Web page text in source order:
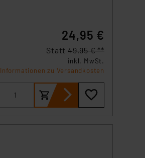
24,95 €
Statt 49,95 € **
inkl. MwSt.
Informationen zu Versandkosten